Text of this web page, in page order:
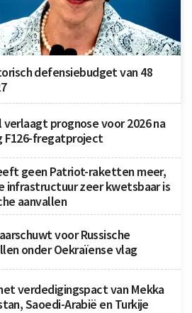
defensiebudget van 48
prognose voor 2026 na
fregatproject
geen Patriot-raketten meer,
infrastructuur zeer kwetsbaar is
aanvallen
voor Russische
onder Oekraïense vlag
verdedigingspact van Mekka
Saoedi-Arabië en Turkije